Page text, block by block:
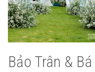
Bảo Trân & Bá